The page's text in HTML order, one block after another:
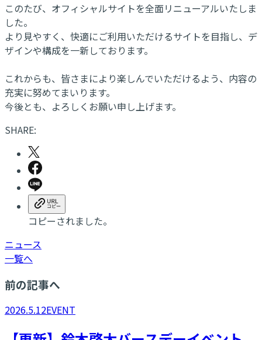
このたび、オフィシャルサイトを全面リニューアルいたしま
した。
より見やすく、快適にご利用いただけるサイトを目指し、デ
ザインや構成を一新しております。
これからも、皆さまにより楽しんでいただけるよう、内容の
充実に努めてまいります。
今後とも、よろしくお願い申し上げます。
SHARE:
コピーされました。
ニュース
一覧へ
前の記事へ
2026.5.12EVENT